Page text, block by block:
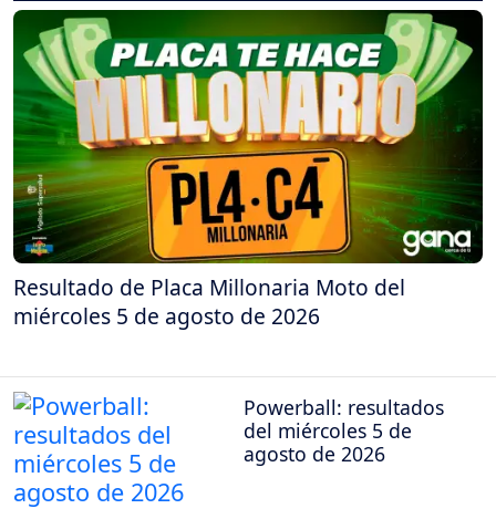
Resultado de Placa Millonaria Moto del
miércoles 5 de agosto de 2026
Powerball: resultados
del miércoles 5 de
agosto de 2026